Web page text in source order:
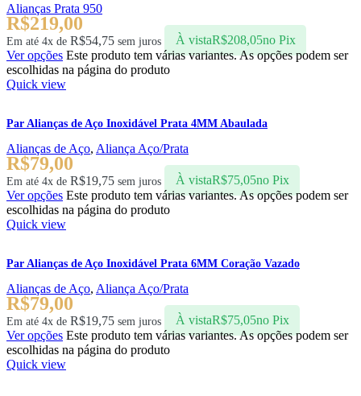
Alianças Prata 950
R$219,00
Em até 4x de R$54,75 sem juros À vistaR$208,05no Pix
Ver opções Este produto tem várias variantes. As opções podem ser
escolhidas na página do produto
Quick view
Par Alianças de Aço Inoxidável Prata 4MM Abaulada
Alianças de Aço, Aliança Aço/Prata
R$79,00
Em até 4x de R$19,75 sem juros À vistaR$75,05no Pix
Ver opções Este produto tem várias variantes. As opções podem ser
escolhidas na página do produto
Quick view
Par Alianças de Aço Inoxidável Prata 6MM Coração Vazado
Alianças de Aço, Aliança Aço/Prata
R$79,00
Em até 4x de R$19,75 sem juros À vistaR$75,05no Pix
Ver opções Este produto tem várias variantes. As opções podem ser
escolhidas na página do produto
Quick view